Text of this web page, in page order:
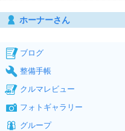
ホーナーさん
ブログ
整備手帳
クルマレビュー
フォトギャラリー
グループ